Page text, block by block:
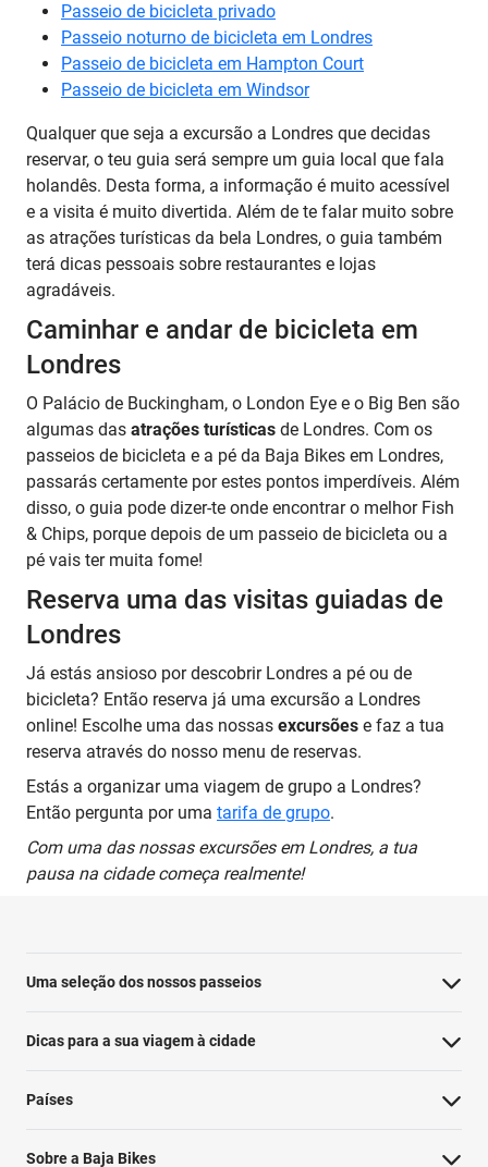
Passeio de bicicleta privado
Passeio noturno de bicicleta em Londres
Passeio de bicicleta em Hampton Court
Passeio de bicicleta em Windsor
Qualquer que seja a excursão a Londres que decidas
reservar, o teu guia será sempre um guia local que fala
holandês. Desta forma, a informação é muito acessível
e a visita é muito divertida. Além de te falar muito sobre
as atrações turísticas da bela Londres, o guia também
terá dicas pessoais sobre restaurantes e lojas
agradáveis.
Caminhar e andar de bicicleta em
Londres
O Palácio de Buckingham, o London Eye e o Big Ben são
algumas das atrações turísticas de Londres. Com os
passeios de bicicleta e a pé da Baja Bikes em Londres,
passarás certamente por estes pontos imperdíveis. Além
disso, o guia pode dizer-te onde encontrar o melhor Fish
& Chips, porque depois de um passeio de bicicleta ou a
pé vais ter muita fome!
Reserva uma das visitas guiadas de
Londres
Já estás ansioso por descobrir Londres a pé ou de
bicicleta? Então reserva já uma excursão a Londres
online! Escolhe uma das nossas excursões e faz a tua
reserva através do nosso menu de reservas.
Estás a organizar uma viagem de grupo a Londres?
Então pergunta por uma tarifa de grupo.
Com uma das nossas excursões em Londres, a tua
pausa na cidade começa realmente!
Uma seleção dos nossos passeios
Dicas para a sua viagem à cidade
Países
Sobre a Baja Bikes